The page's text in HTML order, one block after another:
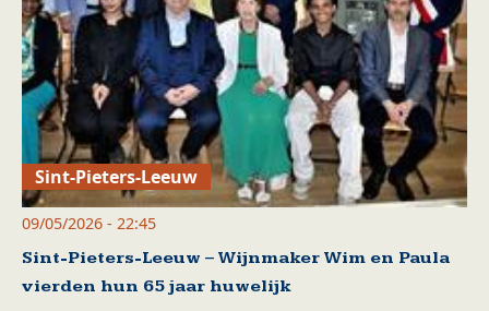
Sint-Pieters-Leeuw
09/05/2026 - 22:45
Sint-Pieters-Leeuw – Wijnmaker Wim en Paula
vierden hun 65 jaar huwelijk